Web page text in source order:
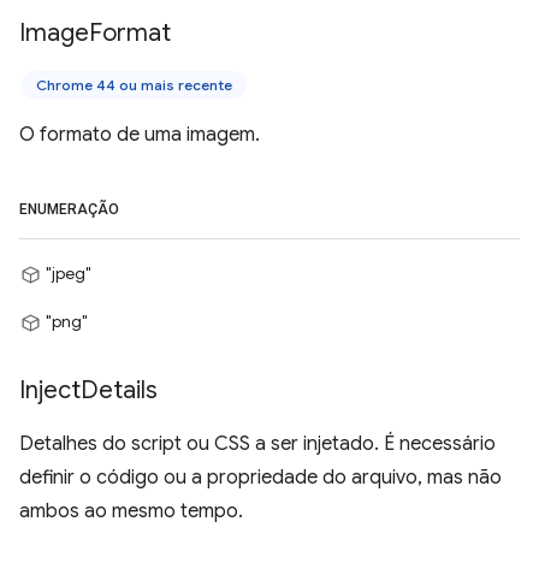
ImageFormat
Chrome 44 ou mais recente
O formato de uma imagem.
ENUMERAÇÃO
"jpeg"
"png"
InjectDetails
Detalhes do script ou CSS a ser injetado. É necessário
definir o código ou a propriedade do arquivo, mas não
ambos ao mesmo tempo.